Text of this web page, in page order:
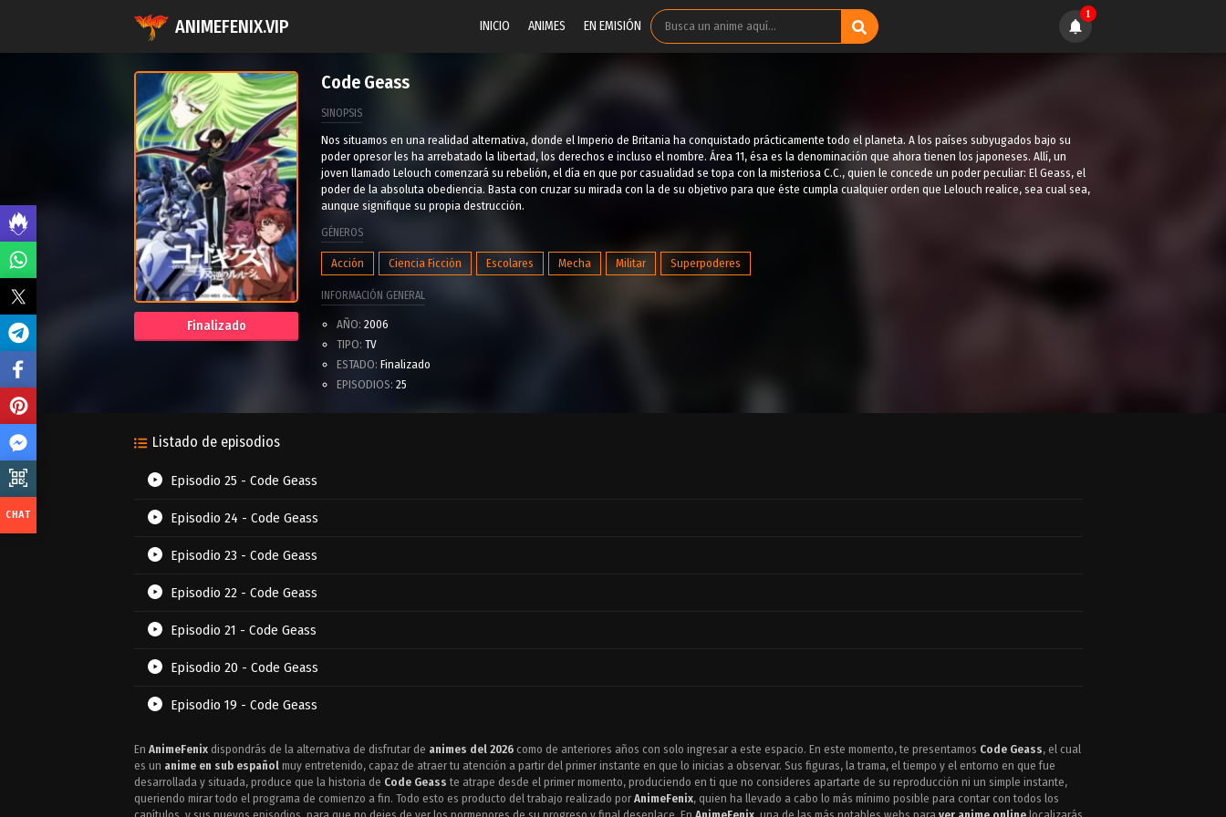
ANIMEFENIX.VIP INICIO ANIMES EN EMISIÓN
1
Finalizado
Code Geass
SINOPSIS
Nos situamos en una realidad alternativa, donde el Imperio de Britania ha conquistado prácticamente todo el planeta. A los países subyugados bajo su
poder opresor les ha arrebatado la libertad, los derechos e incluso el nombre. Área 11, ésa es la denominación que ahora tienen los japoneses. Allí, un
joven llamado Lelouch comenzará su rebelión, el día en que por casualidad se topa con la misteriosa C.C., quien le concede un poder peculiar: El Geass, el
poder de la absoluta obediencia. Basta con cruzar su mirada con la de su objetivo para que éste cumpla cualquier orden que Lelouch realice, sea cual sea,
aunque signifique su propia destrucción.
GÉNEROS
Acción Ciencia Ficción Escolares Mecha Militar Superpoderes
INFORMACIÓN GENERAL
AÑO: 2006
TIPO: TV
ESTADO: Finalizado
EPISODIOS: 25
Listado de episodios
Episodio 25 - Code Geass
Episodio 24 - Code Geass
Episodio 23 - Code Geass
Episodio 22 - Code Geass
Episodio 21 - Code Geass
Episodio 20 - Code Geass
Episodio 19 - Code Geass
Episodio 18 - Code Geass
Episodio 17 - Code Geass
En AnimeFenix dispondrás de la alternativa de disfrutar de animes del 2026 como de anteriores años con solo ingresar a este espacio. En este momento, te presentamos Code Geass, el cual
es un anime en sub español muy entretenido, capaz de atraer tu atención a partir del primer instante en que lo inicias a observar. Sus figuras, la trama, el tiempo y el entorno en que fue
desarrollada y situada, produce que la historia de Code Geass te atrape desde el primer momento, produciendo en ti que no consideres apartarte de su reproducción ni un simple instante,
queriendo mirar todo el programa de comienzo a fin. Todo esto es producto del trabajo realizado por AnimeFenix, quien ha llevado a cabo lo más mínimo posible para contar con todos los